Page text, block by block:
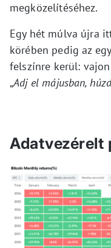
megközelítéséhez.
Egy hét múlva újra
körében pedig az
felszínre kerül:
„Adj el májusban,
Adatvezérelt